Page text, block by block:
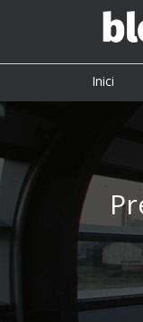
Inici